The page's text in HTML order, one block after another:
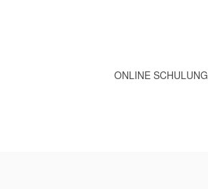
ONLINE SCHULUNG